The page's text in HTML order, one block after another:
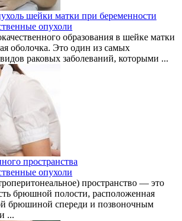
шейки матки при беременности
опухоли
образования в шейке матки
оболочка. Это один из самых
раковых заболеваний, которыми ...
пространства
опухоли
пространство — это
брюшной полости, расположенная
брюшиной спереди и позвоночным
...